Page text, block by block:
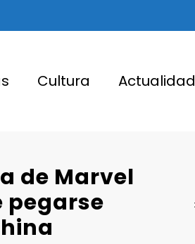
Cultura Actualidad
de Marvel
pegarse